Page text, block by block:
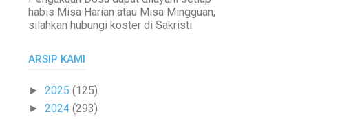
habis Misa Harian atau Misa Mingguan,
silahkan hubungi koster di Sakristi.
ARSIP KAMI
► 2025 (125)
► 2024 (293)